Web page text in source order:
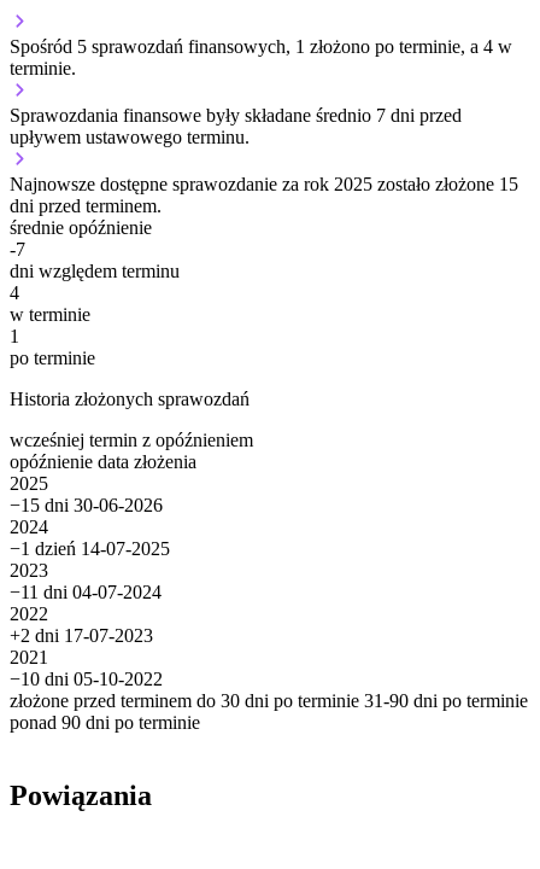
Spośród 5 sprawozdań finansowych, 1 złożono po terminie, a 4 w
terminie.
Sprawozdania finansowe były składane średnio 7 dni przed
upływem ustawowego terminu.
Najnowsze dostępne sprawozdanie za rok 2025 zostało złożone 15
dni przed terminem.
średnie opóźnienie
-7
dni względem terminu
4
w terminie
1
po terminie
Historia złożonych sprawozdań
wcześniej termin z opóźnieniem
opóźnienie data złożenia
2025
−15 dni 30-06-2026
2024
−1 dzień 14-07-2025
2023
−11 dni 04-07-2024
2022
+2 dni 17-07-2023
2021
−10 dni 05-10-2022
złożone przed terminem do 30 dni po terminie 31-90 dni po terminie
ponad 90 dni po terminie
Powiązania